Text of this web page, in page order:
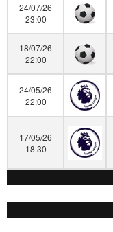
24/07/26
23:00
18/07/26
22:00
24/05/26
22:00
17/05/26
18:30